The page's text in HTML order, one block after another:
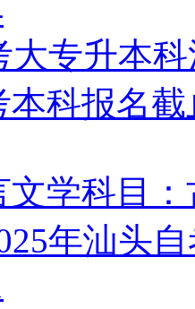
大专升本
本科报名
文学科目
年汕头